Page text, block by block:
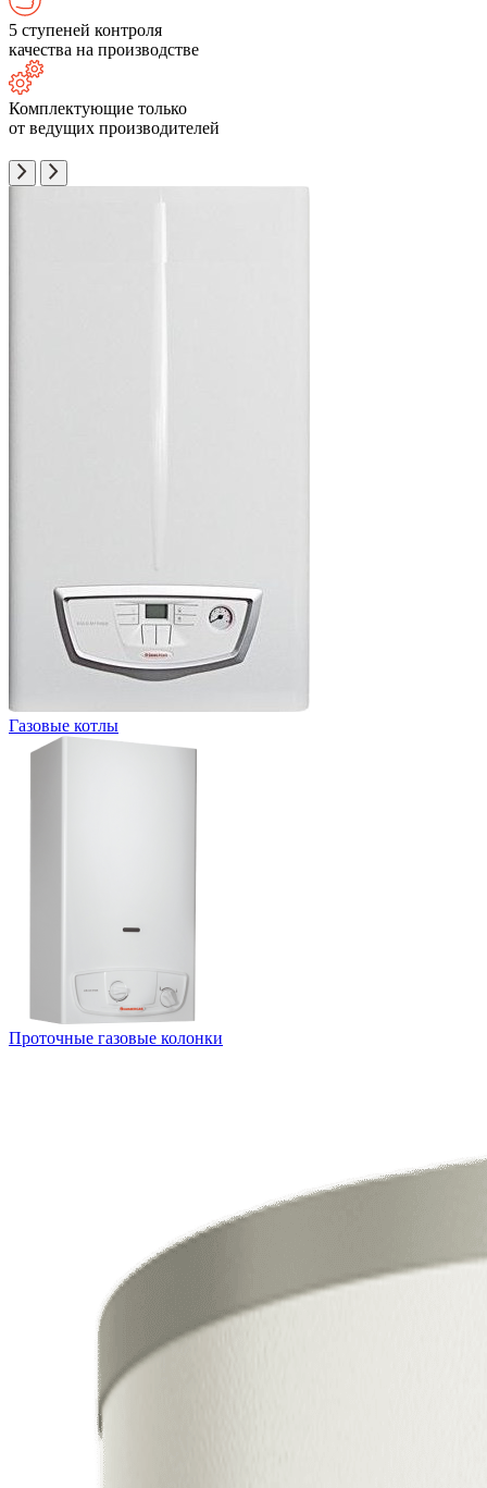
5 ступеней контроля
качества на производстве
Комплектующие только
от ведущих производителей
Газовые котлы
Проточные газовые колонки